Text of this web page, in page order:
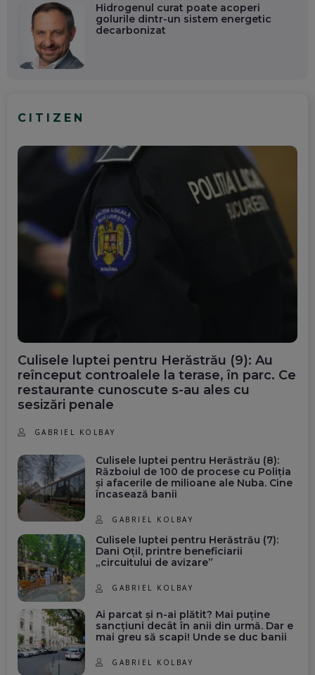
Hidrogenul curat poate acoperi
golurile dintr-un sistem energetic
decarbonizat
CITIZEN
Culisele luptei pentru Herăstrău (9): Au
reînceput controalele la terase, în parc. Ce
restaurante cunoscute s-au ales cu
sesizări penale
GABRIEL KOLBAY
Culisele luptei pentru Herăstrău (8):
Războiul de 100 de procese cu Poliția
și afacerile de milioane ale Nuba. Cine
încasează banii
GABRIEL KOLBAY
Culisele luptei pentru Herăstrău (7):
Dani Oțil, printre beneficiarii
„circuitului de avizare”
GABRIEL KOLBAY
Ai parcat și n-ai plătit? Mai puține
sancțiuni decât în anii din urmă. Dar e
mai greu să scapi! Unde se duc banii
GABRIEL KOLBAY